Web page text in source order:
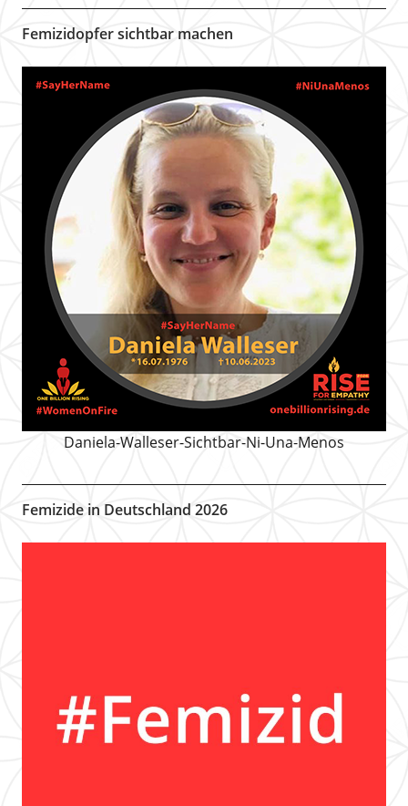
Femizidopfer sichtbar machen
Daniela-Walleser-Sichtbar-Ni-Una-Menos
Femizide in Deutschland 2026